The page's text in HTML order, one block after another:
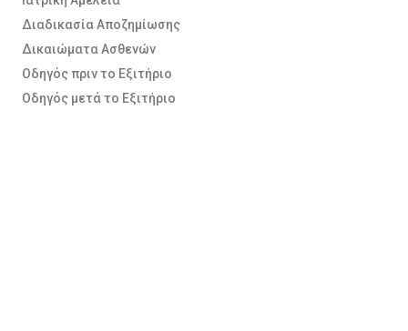
Διαδικασία Αποζημίωσης
Δικαιώματα Ασθενών
Οδηγός πριν το Εξιτήριο
Οδηγός μετά το Εξιτήριο